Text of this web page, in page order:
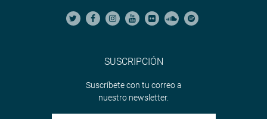
SUSCRIPCIÓN
Suscríbete con tu correo a
nuestro newsletter.